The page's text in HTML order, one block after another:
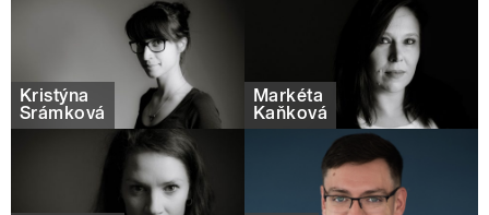
Kristýna
Šrámková
Markéta
Kaňková